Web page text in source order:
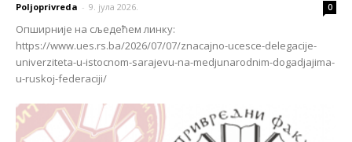
Poljoprivreda - 9. јула 2026. 0
Опширније на сљедећем линку:
https://www.ues.rs.ba/2026/07/07/znacajno-ucesce-delegacije-
univerziteta-u-istocnom-sarajevu-na-medjunarodnim-dogadjajima-
u-ruskoj-federaciji/